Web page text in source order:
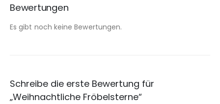
Bewertungen
Es gibt noch keine Bewertungen.
Schreibe die erste Bewertung für
„Weihnachtliche Fröbelsterne“